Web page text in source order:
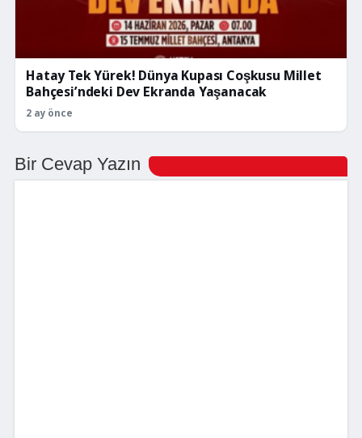
Hatay Tek Yürek! Dünya Kupası Coşkusu Millet
Bahçesi’ndeki Dev Ekranda Yaşanacak
2 ay önce
Bir Cevap Yazın